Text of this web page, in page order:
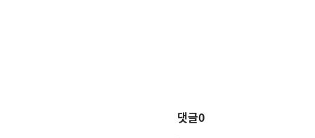
댓글0